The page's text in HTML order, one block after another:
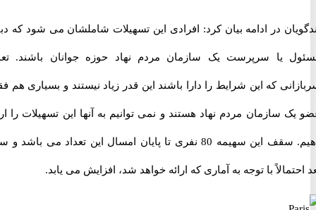
در ادامه بیان کرد: افرادی این تسهیلات شاملشان می شود که دبیر،
یا سرپرست یک سازمان مردم نهاد حوزه جوانان باشند. تعداد
که این شرایط را دارا باشند این قدر زیاد نیستند و بسیاری هم فقط
سازمان مردم نهاد هستند و نمی توانیم به آنها این تسهیلات را ارائه
دهیم. سقف این سهیمه 80 نفری تا پایان امسال این تعداد می باشد و سال
با توجه به آماری که ارائه خواهد شد، افزایش می یابد.